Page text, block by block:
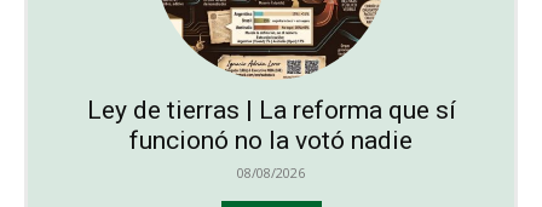
Ley de tierras | La reforma que sí
funcionó no la votó nadie
08/08/2026